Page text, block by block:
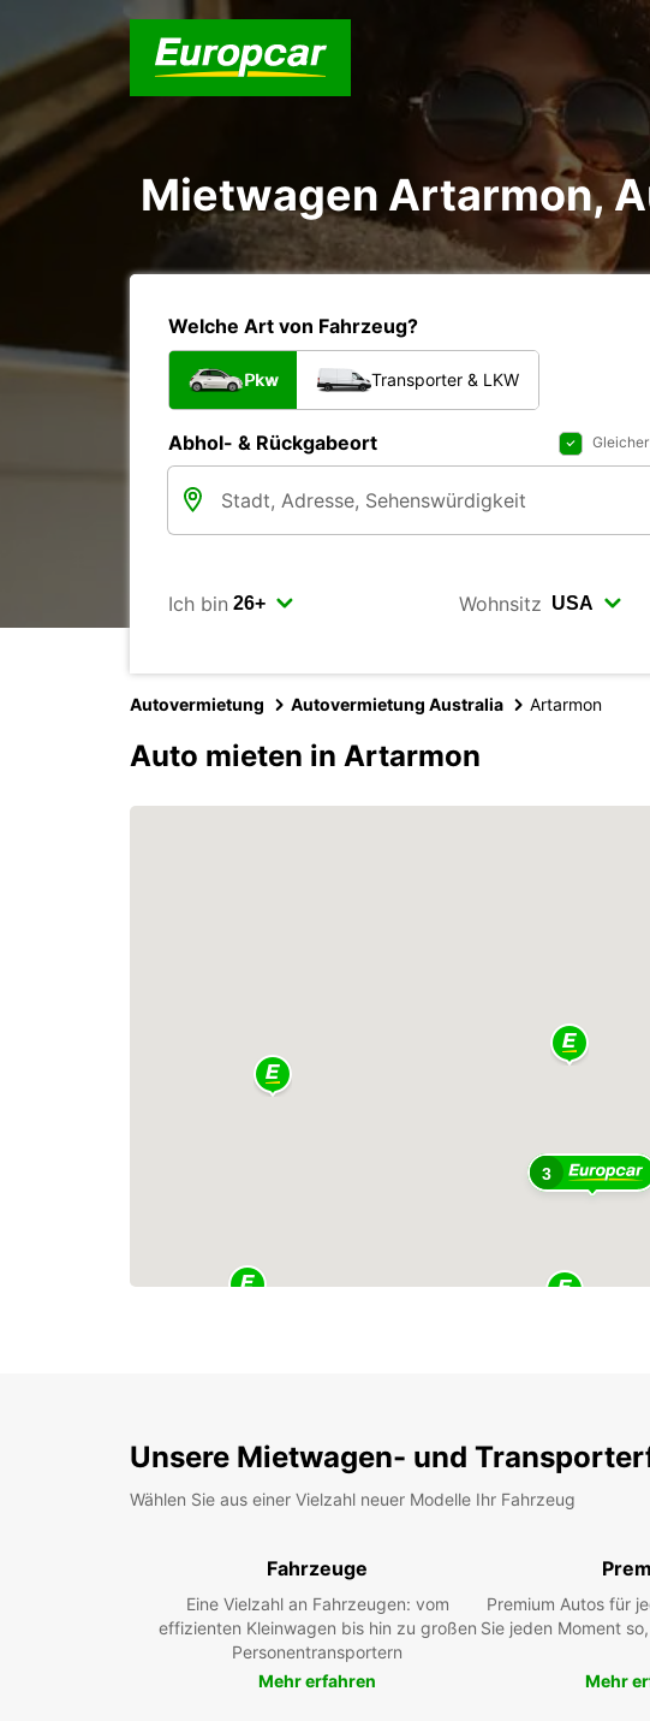
Mietwagen Artarmon,
Welche Art von Fahrzeug?
Pkw Transporter & LKW
Abhol- & Rückgabeort
Ich bin Wohnsitz
Autovermietung Autovermietung Australia Artarmon
Auto mieten in Artarmon
3
Unsere Mietwagen- und
Wählen Sie aus einer Vielzahl neuer Modelle Ihr Fahrzeug
Fahrzeuge
Eine Vielzahl an Fahrzeugen: vom
effizienten Kleinwagen bis hin zu großen
Personentransportern
Mehr erfahren
Premium Autos für
Sie jeden Moment
Mehr